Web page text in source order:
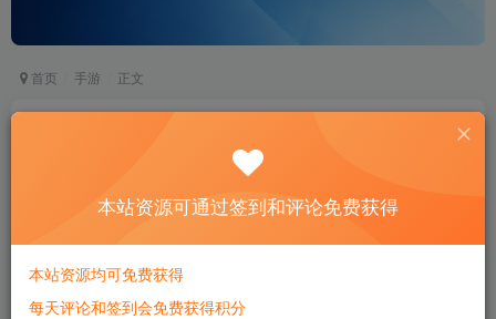
首页 手游 正文
六九网单
1个月前发布
关注
0 7929 913
付费资源
本站资源可通过签到和评论免费获得
本站资源均可免费获得
每天评论和签到会免费获得积分